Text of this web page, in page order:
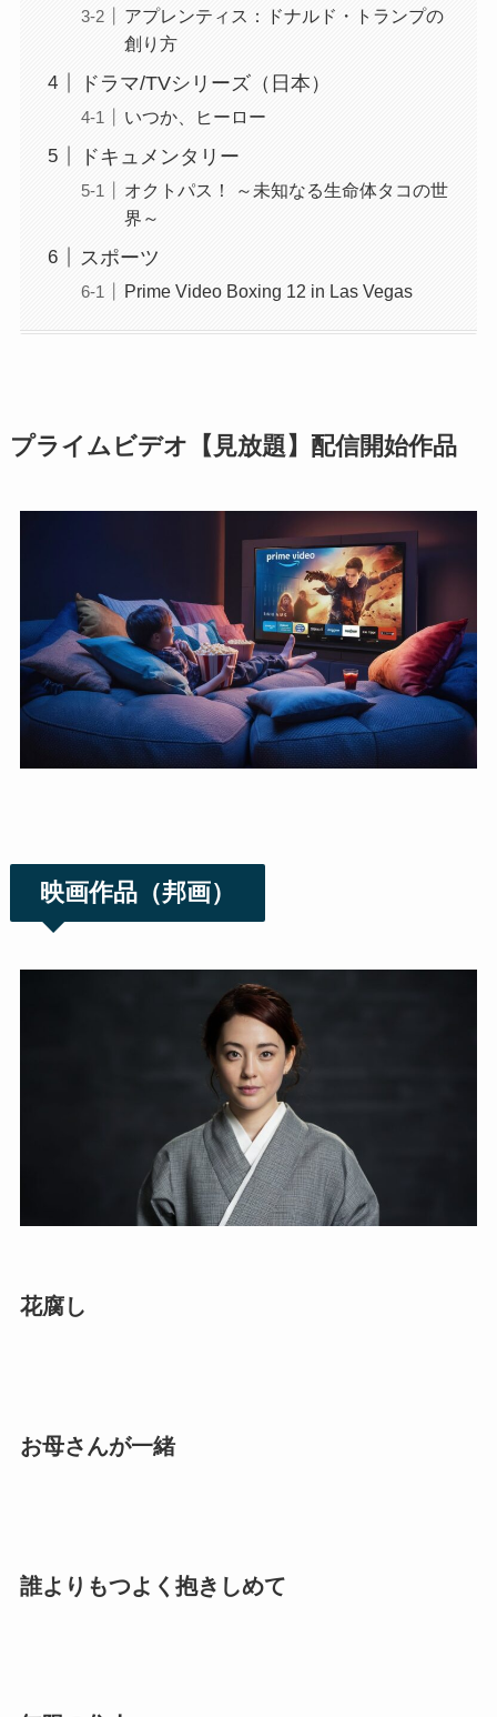
アプレンティス：ドナルド・トランプの
創り方
ドラマ/TVシリーズ（日本）
いつか、ヒーロー
ドキュメンタリー
オクトパス！ ～未知なる生命体タコの世
界～
スポーツ
Prime Video Boxing 12 in Las Vegas
プライムビデオ【見放題】配信開始作品
映画作品（邦画）
花腐し
お母さんが一緒
誰よりもつよく抱きしめて